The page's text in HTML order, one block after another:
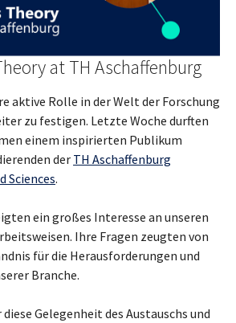
at TH Aschaffenburg
aktive Rolle in der Welt der Forschung
zu festigen. Letzte Woche durften
einem inspirierten Publikum
der TH Aschaffenburg
Sciences.
ein großes Interesse an unseren
Ihre Fragen zeugten von
für die Herausforderungen und
Branche.
Gelegenheit des Austauschs und